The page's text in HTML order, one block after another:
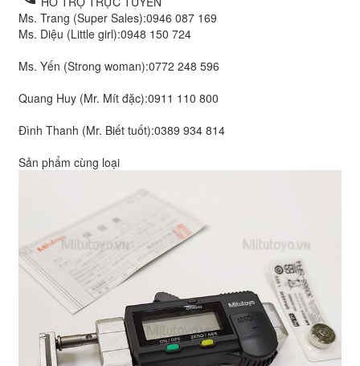
Ms. Trang (Super Sales):0946 087 169
Ms. Diệu (Little girl):0948 150 724
Ms. Yến (Strong woman):0772 248 596
Quang Huy (Mr. Mít đặc):0911 110 800
Đình Thanh (Mr. Biết tuốt):0389 934 814
Sản phẩm cùng loại